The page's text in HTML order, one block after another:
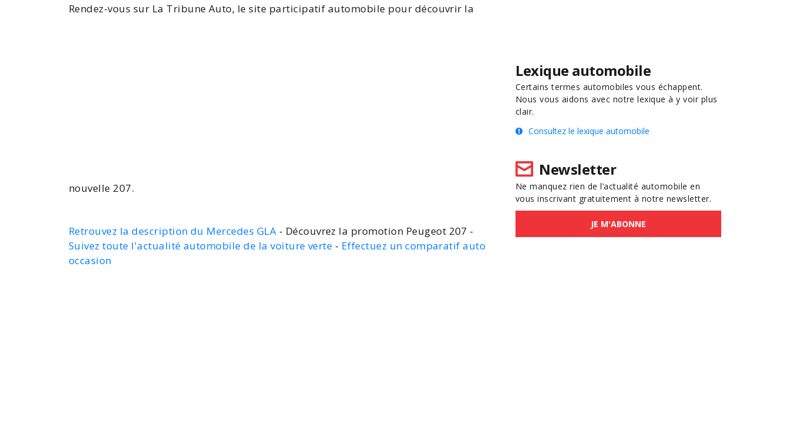
Rendez-vous sur La Tribune Auto, le site participatif automobile pour découvrir la
nouvelle 207.
Retrouvez la description du Mercedes GLA - Découvrez la promotion Peugeot 207 -
Suivez toute l'actualité automobile de la voiture verte - Effectuez un comparatif auto
occasion
Lexique automobile
Certains termes automobiles vous échappent.
Nous vous aidons avec notre lexique à y voir plus
clair.
Consultez le lexique automobile
Newsletter
Ne manquez rien de l’actualité automobile en
vous inscrivant gratuitement à notre newsletter.
JE M'ABONNE